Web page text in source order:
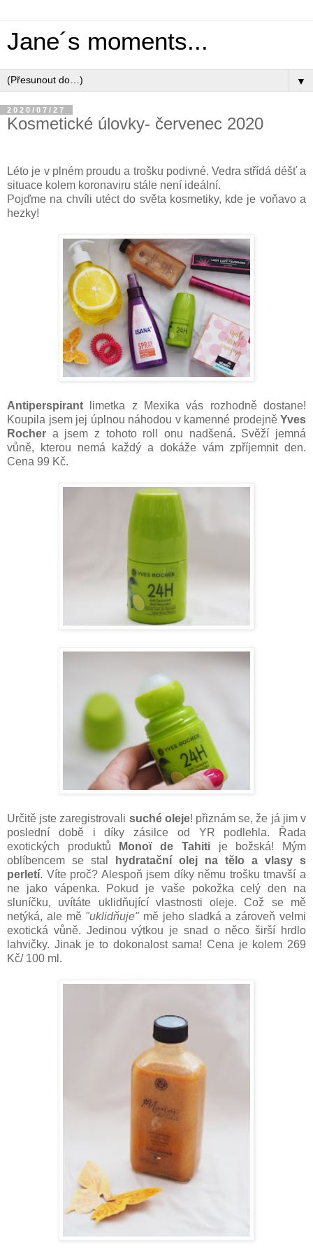
Jane´s moments...
▼
2020/07/27
Kosmetické úlovky- červenec 2020
Léto je v plném proudu a trošku podivné. Vedra střídá déšť a
situace kolem koronaviru stále není ideální.
Pojďme na chvíli utéct do světa kosmetiky, kde je voňavo a
hezky!
Antiperspirant limetka z Mexika vás rozhodně dostane!
Koupila jsem jej úplnou náhodou v kamenné prodejně Yves
Rocher a jsem z tohoto roll onu nadšená. Svěží jemná
vůně, kterou nemá každý a dokáže vám zpříjemnit den.
Cena 99 Kč.
Určitě jste zaregistrovali suché oleje! přiznám se, že já jim v
poslední době i díky zásilce od YR podlehla. Řada
exotických produktů
Monoï de Tahitije božská! Mým
oblíbencem se stal
hydratační olej na tělo a vlasy s
perletí. Víte proč? Alespoň jsem díky němu trošku tmavší a
ne jako vápenka. Pokud je vaše pokožka celý den na
sluníčku, uvítáte uklidňující vlastnosti oleje. Což se mě
netýká, ale mě "uklidňuje" mě jeho sladká a zároveň velmi
exotická vůně. Jedinou výtkou je snad o něco širší hrdlo
lahvičky. Jinak je to dokonalost sama! Cena je kolem 269
Kč/ 100 ml.